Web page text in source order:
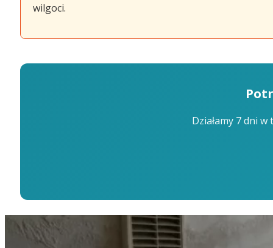
wilgoci.
Działamy 7 dni